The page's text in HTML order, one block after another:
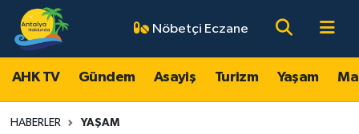
Nöbetçi Eczane
AHK TV Gündem Asayiş Turizm Yaşam
HABERLER YAŞAM
AHK TV
Gündem
Antalya Nöbetçi Eczaneler
Antalya Hava Durumu